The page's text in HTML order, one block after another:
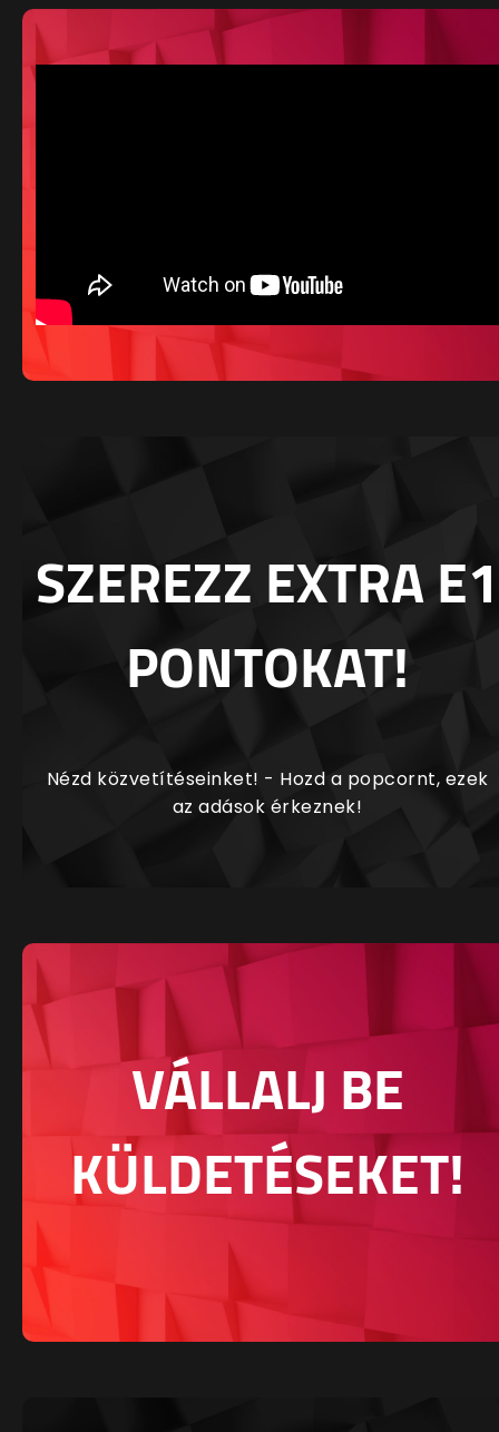
SZEREZZ EXTRA E1
PONTOKAT!
Nézd közvetítéseinket! - Hozd a popcornt, ezek
az adások érkeznek!
VÁLLALJ BE
KÜLDETÉSEKET!